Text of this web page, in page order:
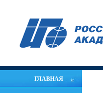
ГЛАВНАЯ